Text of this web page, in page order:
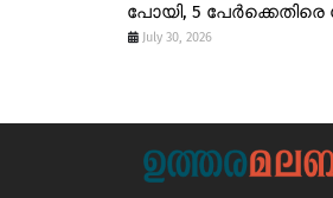
പോയി, 5
July 30, 2026